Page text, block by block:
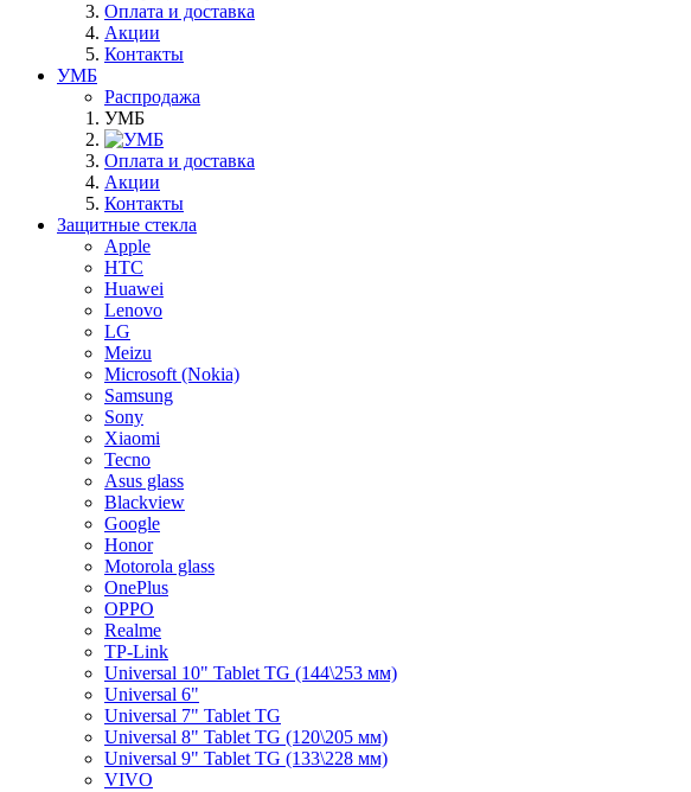
Оплата и доставка
Акции
Контакты
УМБ
Распродажа
УМБ
Оплата и доставка
Акции
Контакты
Защитные стекла
Apple
HTC
Huawei
Lenovo
LG
Meizu
Microsoft (Nokia)
Samsung
Sony
Xiaomi
Tecno
Asus glass
Blackview
Google
Honor
Motorola glass
OnePlus
OPPO
Realme
TP-Link
Universal 10" Tablet TG (144\253 мм)
Universal 6"
Universal 7" Tablet TG
Universal 8" Tablet TG (120\205 мм)
Universal 9" Tablet TG (133\228 мм)
VIVO